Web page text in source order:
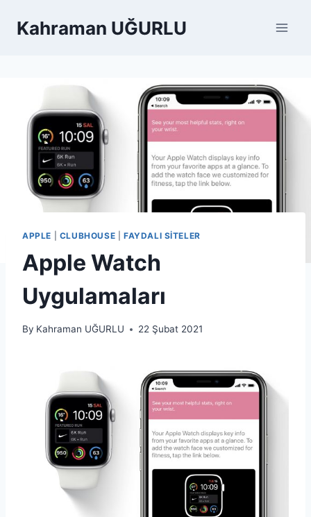
Kahraman UĞURLU
APPLE CLUBHOUSE FAYDALI SITELER
Apple Watch
Uygulamaları
By Kahraman UĞURLU 22 Şubat 2021